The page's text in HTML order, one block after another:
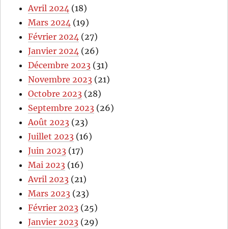
Avril 2024 (18)
Mars 2024 (19)
Février 2024 (27)
Janvier 2024 (26)
Décembre 2023 (31)
Novembre 2023 (21)
Octobre 2023 (28)
Septembre 2023 (26)
Août 2023 (23)
Juillet 2023 (16)
Juin 2023 (17)
Mai 2023 (16)
Avril 2023 (21)
Mars 2023 (23)
Février 2023 (25)
Janvier 2023 (29)